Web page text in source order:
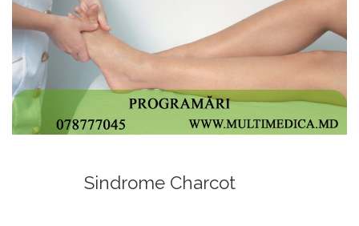
Sindrome Charcot